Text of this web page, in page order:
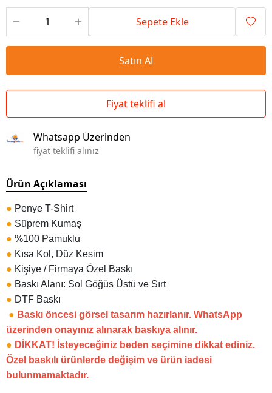
Sepete Ekle
Satın Al
Fiyat teklifi al
Whatsapp Üzerinden
fiyat teklifi alınız
Ürün Açıklaması
● Penye T-Shirt
● Süprem Kumaş
● %100 Pamuklu
● Kısa Kol, Düz Kesim
● Kişiye / Firmaya Özel Baskı
● Baskı Alanı: Sol Göğüs Üstü ve Sırt
● DTF Baskı
● Baskı öncesi görsel tasarım hazırlanır. WhatsApp
üzerinden onayınız alınarak baskıya alınır.
● DİKKAT! İsteyeceğiniz beden seçimine dikkat ediniz.
Özel baskılı ürünlerde değişim ve ürün iadesi
bulunmamaktadır.